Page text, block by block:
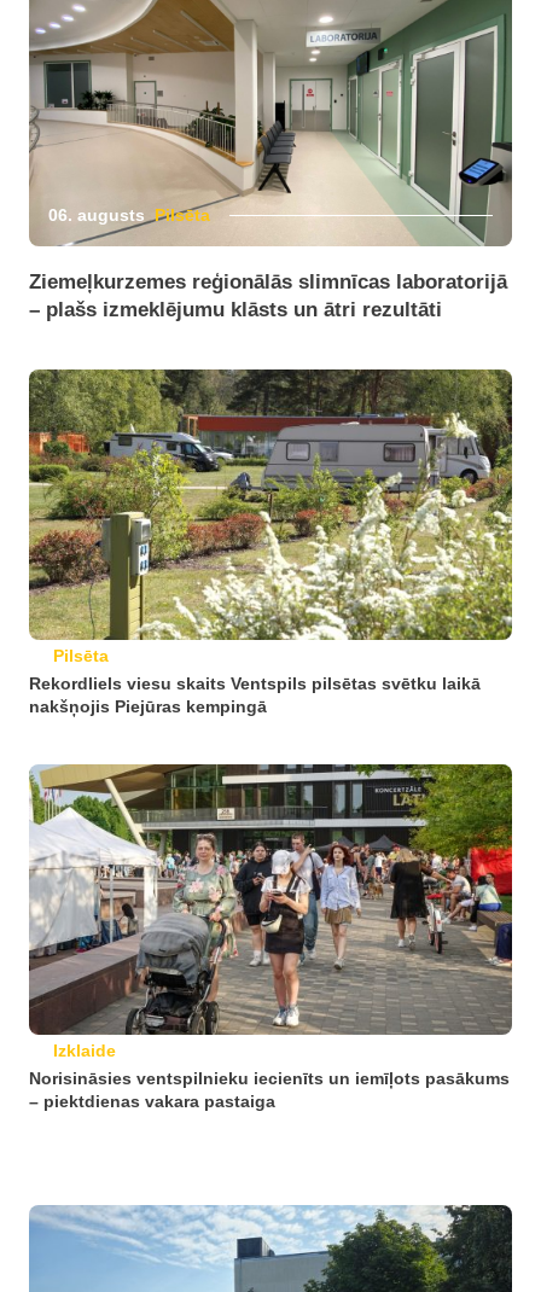
06. augusts Pilsēta
Ziemeļkurzemes reģionālās slimnīcas laboratorijā
– plašs izmeklējumu klāsts un ātri rezultāti
Pilsēta
Rekordliels viesu skaits Ventspils pilsētas svētku laikā
nakšņojis Piejūras kempingā
Izklaide
Norisināsies ventspilnieku iecienīts un iemīļots pasākums
– piektdienas vakara pastaiga